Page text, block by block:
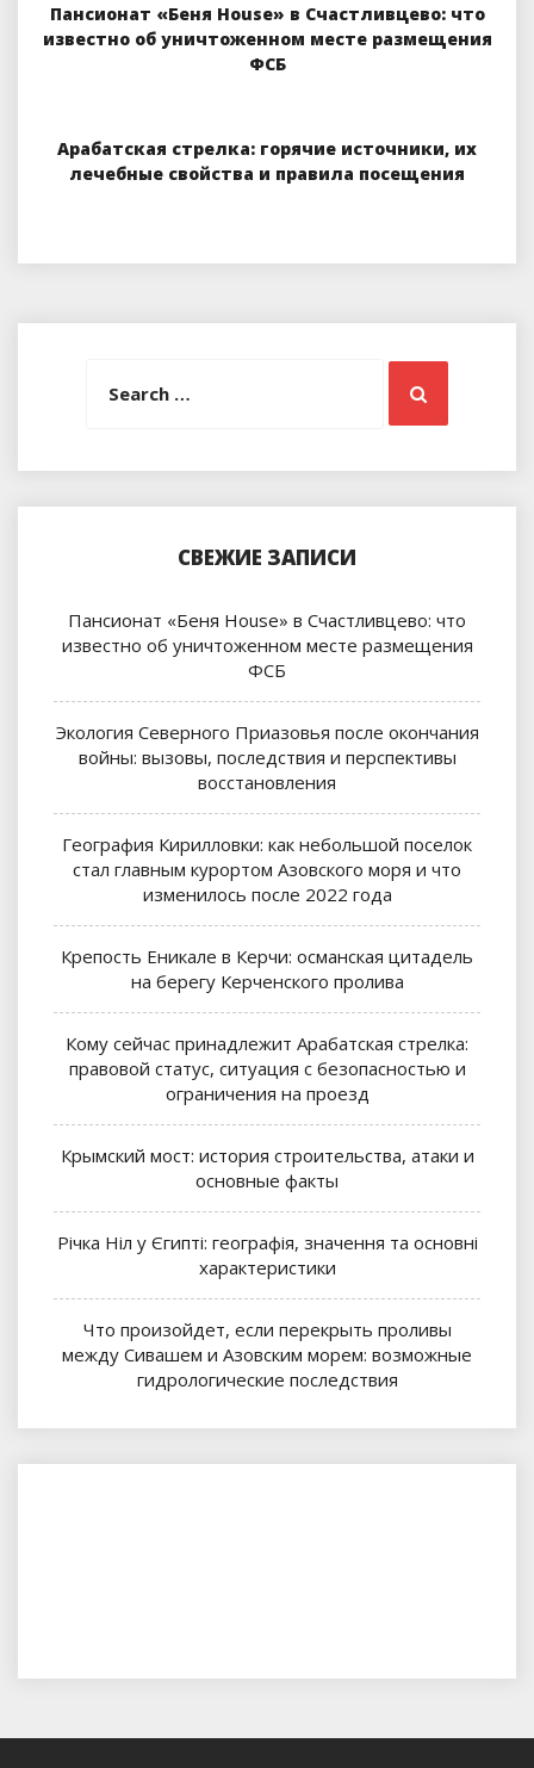
Пансионат «Беня House» в Счастливцево: что
известно об уничтоженном месте размещения
ФСБ
Арабатская стрелка: горячие источники, их
лечебные свойства и правила посещения
Search
СВЕЖИЕ ЗАПИСИ
Пансионат «Беня House» в Счастливцево: что
известно об уничтоженном месте размещения
ФСБ
Экология Северного Приазовья после окончания
войны: вызовы, последствия и перспективы
восстановления
География Кирилловки: как небольшой поселок
стал главным курортом Азовского моря и что
изменилось после 2022 года
Крепость Еникале в Керчи: османская цитадель
на берегу Керченского пролива
Кому сейчас принадлежит Арабатская стрелка:
правовой статус, ситуация с безопасностью и
ограничения на проезд
Крымский мост: история строительства, атаки и
основные факты
Річка Ніл у Єгипті: географія, значення та основні
характеристики
Что произойдет, если перекрыть проливы
между Сивашем и Азовским морем: возможные
гидрологические последствия